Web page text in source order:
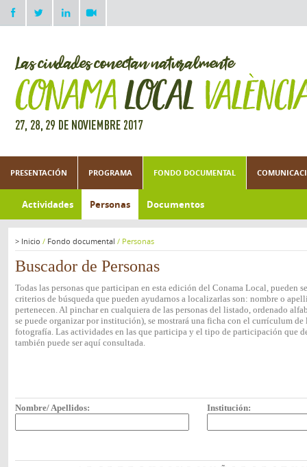
PRESENTACIÓN PROGRAMA FONDO DOCUMENTAL
Actividades Personas Documentos
> Inicio / Fondo documental / Personas
Buscador de Personas
Todas las personas que participan en esta edición del Conama Local, pueden
criterios de búsqueda que pueden ayudarnos a localizarlas son: nombre o
pertenecen. Al pinchar en cualquiera de las personas del listado, ordenado
se puede organizar por institución), se mostrará una ficha con el currículum de
fotografía. Las actividades en las que participa y el tipo de participación que
también puede ser aquí consultada.
Nombre/ Apellidos: Institución: